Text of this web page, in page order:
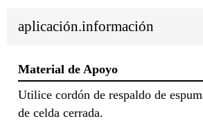
aplicación.información
Material de Apoyo
Utilice cordón de respaldo de
de celda cerrada.